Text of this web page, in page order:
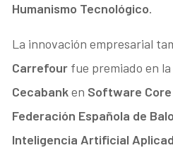
Humanismo Tecnológico.
La innovación empresarial
Carrefour fue premiado en
Cecabanken Software
Federación Española de
Inteligencia Artificial